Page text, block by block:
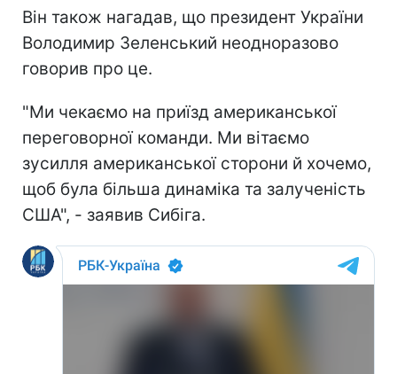
Він також нагадав, що президент України
Володимир Зеленський неодноразово
говорив про це.
"Ми чекаємо на приїзд американської
переговорної команди. Ми вітаємо
зусилля американської сторони й хочемо,
щоб була більша динаміка та залученість
США", - заявив Сибіга.